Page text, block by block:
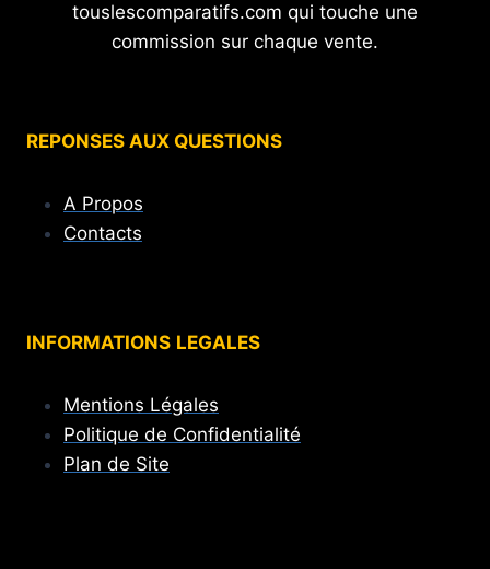
touslescomparatifs.com qui touche une
commission sur chaque vente.
REPONSES AUX QUESTIONS
A Propos
Contacts
INFORMATIONS LEGALES
Mentions Légales
Politique de Confidentialité
Plan de Site